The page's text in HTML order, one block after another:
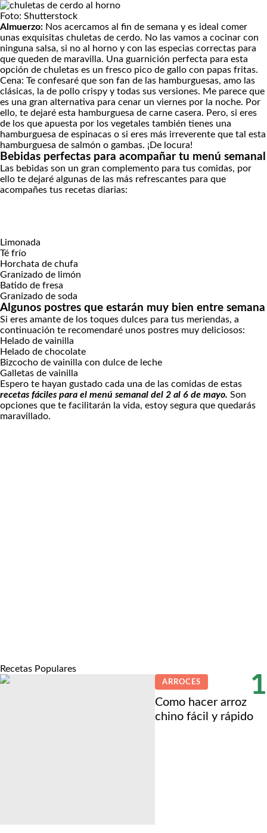
Foto: Shutterstock
Almuerzo: Nos acercamos al fin de semana y es ideal comer
unas exquisitas chuletas de cerdo. No las vamos a cocinar con
ninguna salsa, si no al horno y con las especias correctas para
que queden de maravilla. Una guarnición perfecta para esta
opción de chuletas es un fresco pico de gallo con papas fritas.
Cena: Te confesaré que son fan de las hamburguesas, amo las
clásicas, la de pollo crispy y todas sus versiones. Me parece que
es una gran alternativa para cenar un viernes por la noche. Por
ello, te dejaré esta hamburguesa de carne casera. Pero, si eres
de los que apuesta por los vegetales también tienes una
hamburguesa de espinacas o si eres más irreverente que tal esta
hamburguesa de salmón o gambas. ¡De locura!
Bebidas perfectas para acompañar tu menú semanal
Las bebidas son un gran complemento para tus comidas, por
ello te dejaré algunas de las más refrescantes para que
acompañes tus recetas diarias:
Limonada
Té frío
Horchata de chufa
Granizado de limón
Batido de fresa
Granizado de soda
Algunos postres que estarán muy bien entre semana
Si eres amante de los toques dulces para tus meriendas, a
continuación te recomendaré unos postres muy deliciosos:
Helado de vainilla
Helado de chocolate
Bizcocho de vainilla con dulce de leche
Galletas de vainilla
Espero te hayan gustado cada una de las comidas de estas
recetas fáciles para el menú semanal del 2 al 6 de mayo. Son
opciones que te facilitarán la vida, estoy segura que quedarás
maravillado.
Recetas Populares
1
ARROCES
Como hacer arroz
chino fácil y rápido